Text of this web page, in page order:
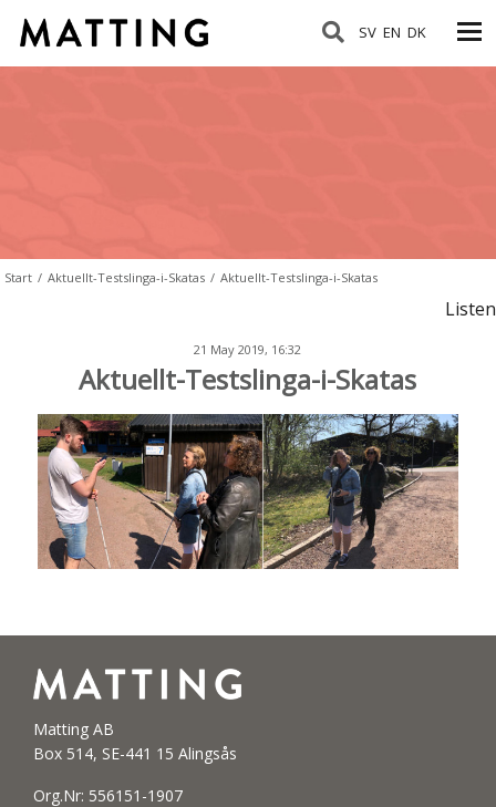
SV EN DK
Start / Aktuellt-Testslinga-i-Skatas / Aktuellt-Testslinga-i-Skatas
Listen
21 May 2019, 16:32
Aktuellt-Testslinga-i-Skatas
Matting AB
Box 514, SE-441 15 Alingsås
Org.Nr: 556151-1907